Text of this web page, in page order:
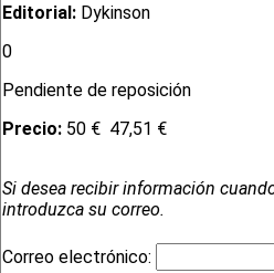
Editorial: Dykinson
0
Pendiente de reposición
Precio: 50 € 47,51 €
Si desea recibir información
introduzca su correo.
Correo electrónico: